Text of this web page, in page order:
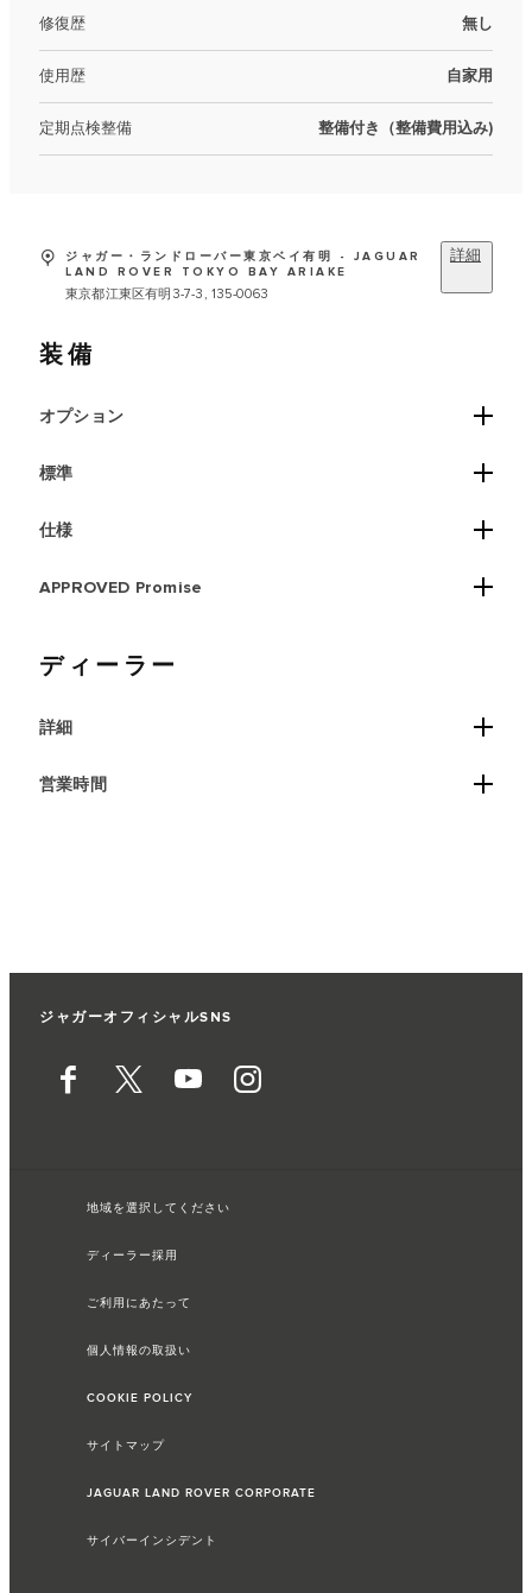
修復歴 無し
使用歴 自家用
定期点検整備 整備付き（整備費用込み)
ジャガー・ランドローバー東京ベイ有明 - JAGUAR
LAND ROVER TOKYO BAY ARIAKE
東京都江東区有明3-7-3, 135-0063
詳細
装備
オプション
標準
仕様
APPROVED Promise
ディーラー
詳細
営業時間
ジャガーオフィシャルSNS
地域を選択してください
ディーラー採用
ご利用にあたって
個人情報の取扱い
COOKIE POLICY
サイトマップ
JAGUAR LAND ROVER CORPORATE
サイバーインシデント